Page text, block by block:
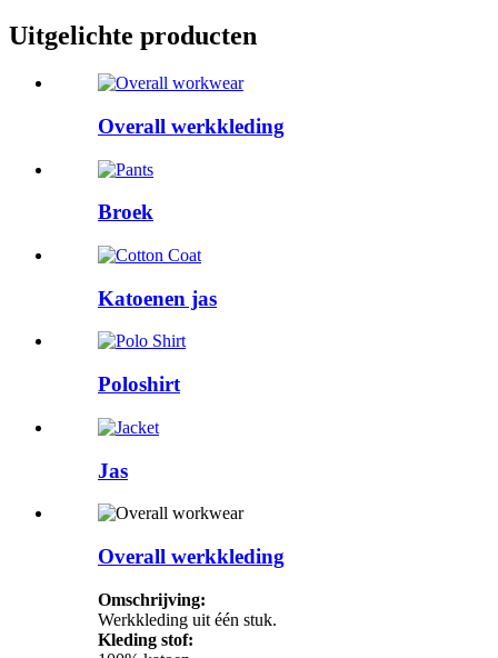
Uitgelichte producten
Overall werkkleding
Broek
Katoenen jas
Poloshirt
Jas
Overall werkkleding
Omschrijving:
Werkkleding uit één stuk.
Kleding stof: